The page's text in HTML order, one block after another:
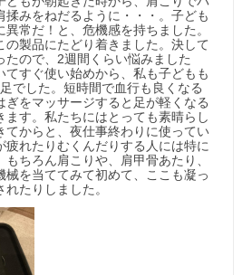
揉みをねだるように・・・。子ども
常だ！と、危機感を持ちました。
の製品にたどり着きました。決して
たので、2週間くらい悩みました
てすぐ使い始めから、私も子どもも
でした。短時間で血行も良くなる
ぎをマッサージすると足が軽くなる
ます。私たちにはとっても素晴らし
てからと、夜仕事終わりに使ってい
疲れたりむくんだりする人には特に
ちろん肩こりや、肩甲骨あたり、
械を当ててみて初めて、ここも凝っ
たりしました。